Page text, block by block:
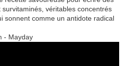
véritables concentrés
sonnent comme un antidote radical
- Mayday